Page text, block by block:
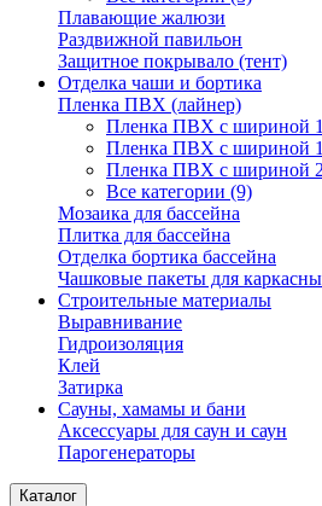
Плавающие жалюзи
Раздвижной павильон
Защитное покрывало (тент)
Отделка чаши и бортика
Пленка ПВХ (лайнер)
Пленка ПВХ с шириной
Пленка ПВХ с шириной
Пленка ПВХ с шириной
Все категории (9)
Мозаика для бассейна
Плитка для бассейна
Отделка бортика бассейна
Чашковые пакеты для
Строительные материалы
Выравнивание
Гидроизоляция
Клей
Затирка
Сауны, хамамы и бани
Аксессуары для саун и саун
Парогенераторы
Каталог